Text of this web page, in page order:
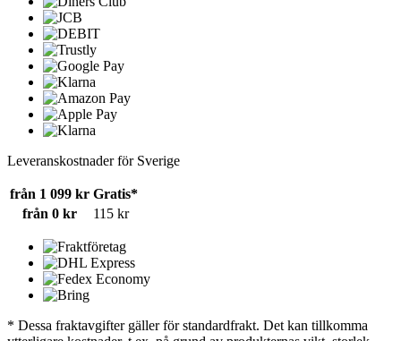
Leveranskostnader för Sverige
från 1 099 kr Gratis*
från 0 kr
115 kr
* Dessa fraktavgifter gäller för standardfrakt. Det kan tillkomma